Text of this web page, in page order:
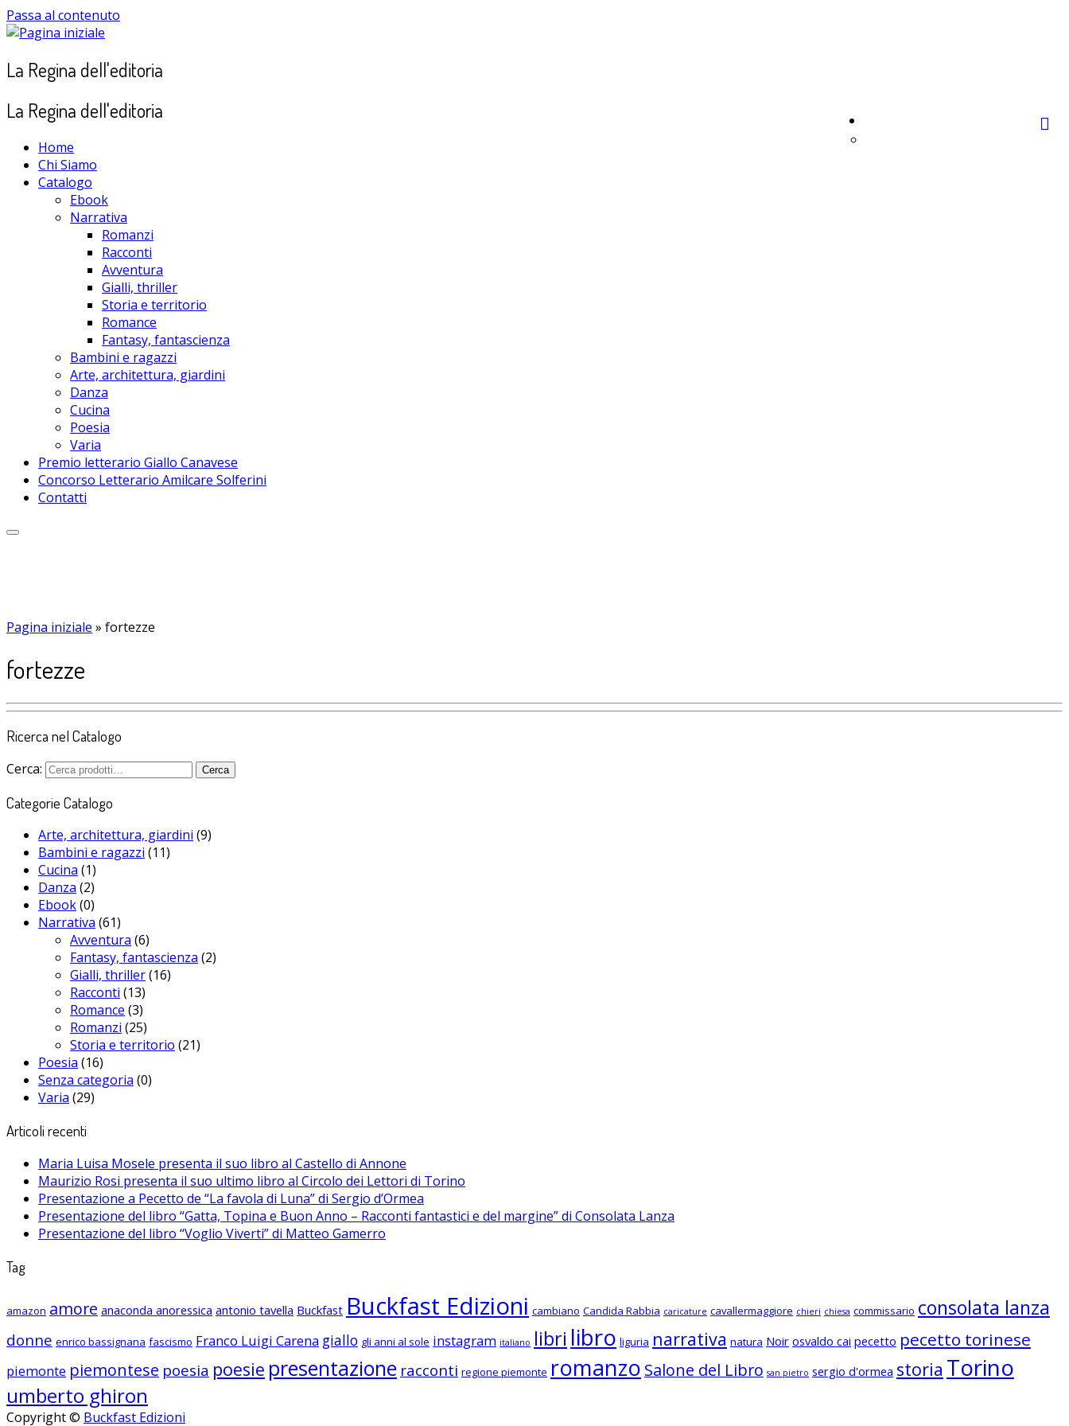
Passa al contenuto
La Regina dell'editoria
La Regina dell'editoria
Home
Chi Siamo
Catalogo
Ebook
Narrativa
Romanzi
Racconti
Avventura
Gialli, thriller
Storia e territorio
Romance
Fantasy, fantascienza
Bambini e ragazzi
Arte, architettura, giardini
Danza
Cucina
Poesia
Varia
Premio letterario Giallo Canavese
Concorso Letterario Amilcare Solferini
Contatti
Pagina iniziale » fortezze
fortezze
Ricerca nel Catalogo
Cerca: Cerca
Categorie Catalogo
Arte, architettura, giardini (9)
Bambini e ragazzi (11)
Cucina (1)
Danza (2)
Ebook(0)
Narrativa (61)
Avventura (6)
Fantasy, fantascienza (2)
Gialli, thriller(16)
Racconti (13)
Romance (3)
Romanzi (25)
Storia e territorio (21)
Poesia (16)
Senza categoria (0)
Varia (29)
Articoli recenti
Maria Luisa Mosele presenta il suo libro al Castello di Annone
Maurizio Rosi presenta il suo ultimo libro al Circolo dei Lettori di Torino
Presentazione a Pecetto de “La favola di Luna” di Sergio d’Ormea
Presentazione del libro “Gatta, Topina e Buon Anno – Racconti fantastici e del margine” di Consolata Lanza
Presentazione del libro “Voglio Viverti” di Matteo Gamerro
Tag
amazon amore anaconda anoressica antonio tavella Buckfast Buckfast Edizioni cambiano Candida Rabbia caricature cavallermaggiore chieri chiesa commissario consolata lanza
donne enrico bassignana fascismo Franco Luigi Carena giallo gli anni al sole instagram italiano libri libro liguria narrativa natura Noir osvaldo cai pecetto pecetto torinese
piemonte piemontese poesia poesie presentazione racconti regione piemonte romanzo Salone del Libro san pietro sergio d'ormea storia Torino
umberto ghiron
Copyright © Buckfast Edizioni